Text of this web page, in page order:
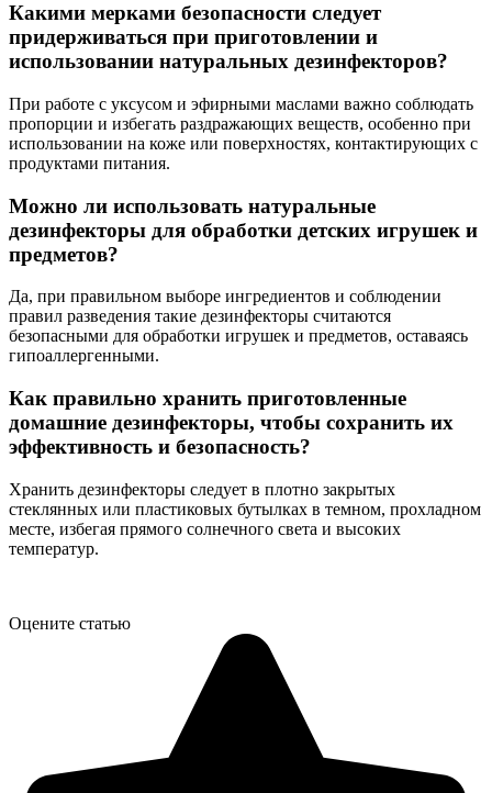
Какими мерками безопасности следует
придерживаться при приготовлении и
использовании натуральных дезинфекторов?
При работе с уксусом и эфирными маслами важно соблюдать
пропорции и избегать раздражающих веществ, особенно при
использовании на коже или поверхностях, контактирующих с
продуктами питания.
Можно ли использовать натуральные
дезинфекторы для обработки детских игрушек и
предметов?
Да, при правильном выборе ингредиентов и соблюдении
правил разведения такие дезинфекторы считаются
безопасными для обработки игрушек и предметов, оставаясь
гипоаллергенными.
Как правильно хранить приготовленные
домашние дезинфекторы, чтобы сохранить их
эффективность и безопасность?
Хранить дезинфекторы следует в плотно закрытых
стеклянных или пластиковых бутылках в темном, прохладном
месте, избегая прямого солнечного света и высоких
температур.
Оцените статью